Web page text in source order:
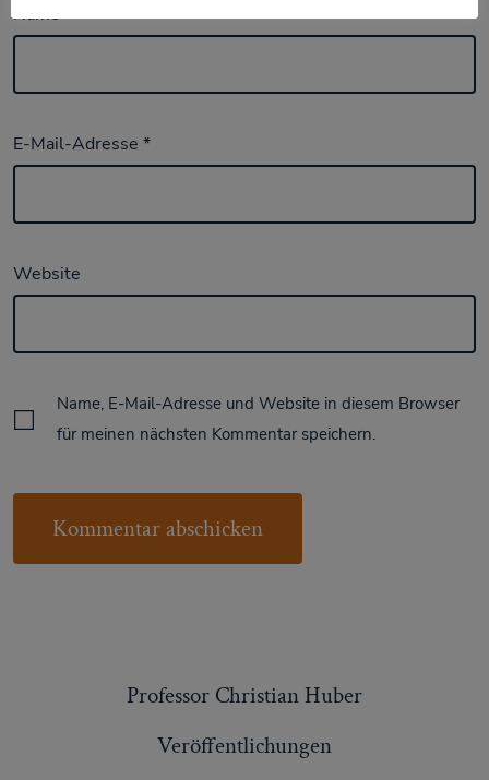
Name*
E-Mail-Adresse*
Website
Name, E-Mail-Adresse und Website in diesem Browser
für meinen nächsten Kommentar speichern.
Professor Christian Huber
Veröffentlichungen